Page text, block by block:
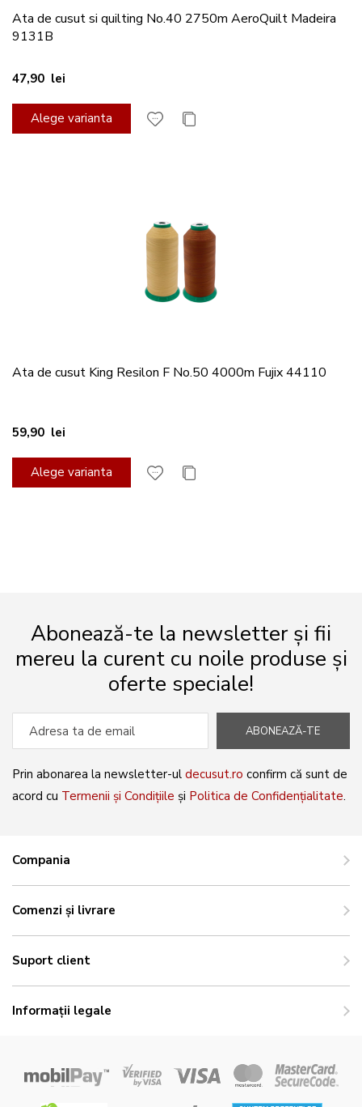
Ata de cusut si quilting No.40 2750m AeroQuilt Madeira
9131B
47,90 lei
Alege varianta
Ata de cusut King Resilon F No.50 4000m Fujix 44110
59,90 lei
Alege varianta
Abonează-te la newsletter și fii
mereu la curent cu noile produse și
oferte speciale!
ABONEAZĂ-TE
Prin abonarea la newsletter-ul decusut.ro confirm că sunt de
acord cu Termenii și Condițiile și Politica de Confidențialitate.
Compania
Comenzi și livrare
Suport client
Informații legale